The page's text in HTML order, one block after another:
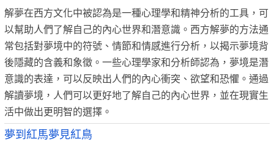
解夢在西方文化中被認為是一種心理學和精神分析的工具，可
以幫助人們了解自己的內心世界和潛意識。西方解夢的方法通
常包括對夢境中的符號、情節和情感進行分析，以揭示夢境背
後隱藏的含義和象徵。一些心理學家和分析師認為，夢境是潛
意識的表達，可以反映出人們的內心衝突、欲望和恐懼。通過
解讀夢境，人們可以更好地了解自己的內心世界，並在現實生
活中做出更明智的選擇。
夢到紅馬夢見紅鳥